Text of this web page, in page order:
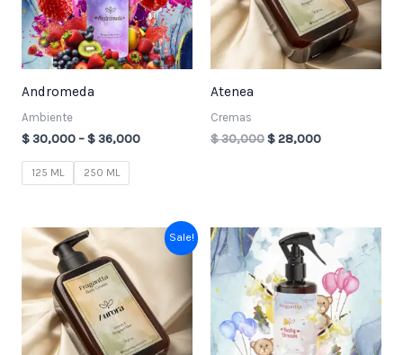
Andromeda
Ambiente
$30,000 –$36,000
125 ML 250 ML
Atenea
Cremas
$30,000$28,000
Sale!
Original
price
was:
$ 30,000.
Current
price
is:
$ 28,000.
Price
range:
$ 30,000
through
$ 36,000